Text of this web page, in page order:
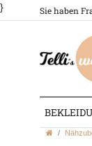
} Sie haben